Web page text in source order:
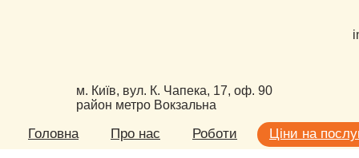
м. Київ, вул. К. Чапека, 17, оф. 90
район метро Вокзальна
Головна Про нас Роботи Ціни на